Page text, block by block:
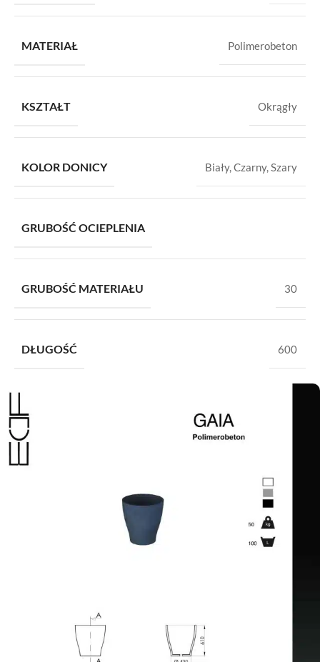
MATERIAŁ Polimerobeton
KSZTAŁT Okrągły
KOLOR DONICY Biały,Czarny,Szary
GRUBOŚĆ OCIEPLENIA
GRUBOŚĆ MATERIAŁU 30
DŁUGOŚĆ 600